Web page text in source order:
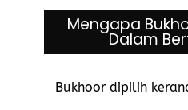
Mengapa
Dalam
Bukhoor dipilih